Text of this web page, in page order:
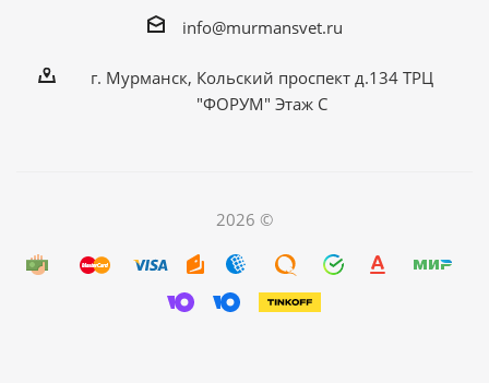
info@murmansvet.ru
г. Мурманск, Кольский проспект д.134 ТРЦ
"ФОРУМ" Этаж С
2026 ©